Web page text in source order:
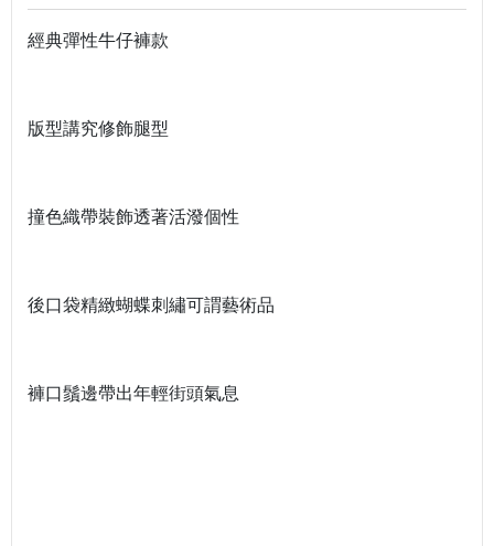
經典彈性牛仔褲款
版型講究修飾腿型
撞色織帶裝飾透著活潑個性
後口袋精緻蝴蝶刺繡可謂藝術品
褲口鬚邊帶出年輕街頭氣息